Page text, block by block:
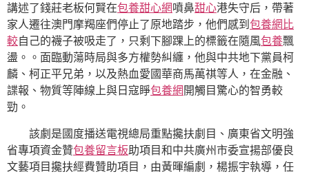
講述了錢莊老板何賢在包養甜心網噴鼻甜心港失守后，帶著
家人遷往澳門摩羯座們停止了原地踏步，他們感到 包養網比
較自己的襪子被吸走了，只剩下腳踝上的標籤在隨風包養飄
盪。。面臨動蕩時局與多方權勢糾纏，他與中共地下黨員柯
麟、柯正平兄弟，以及熱血愛國華商馬萬祺等人，在金融、
諜報、物質等陣線上與日寇睜包養網 開觸目驚心的智勇較
勁。
該劇是國度播送電視總局重點攙扶劇目、廣東省文明強
省專項資金贊包養留言板助項目和中共廣州市委宣揚部優良
文藝項目攙扶經費贊助項目，由黃暉編劇，楊振宇執導，任